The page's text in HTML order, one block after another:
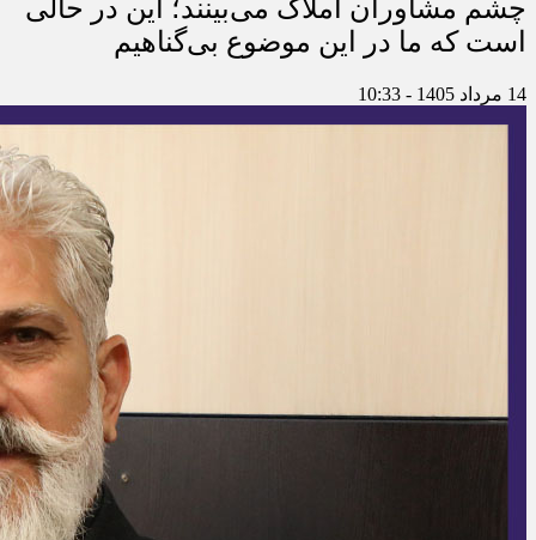
چشم مشاوران املاک می‌بینند؛ این در حالی
است که ما در این موضوع بی‌گناهیم
14 مرداد 1405 - 10:33